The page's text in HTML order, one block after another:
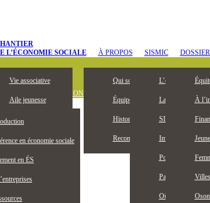
L’ÉCONOMIE SOCIALE
Vie associative
Aile jeunesse
Devenez membre
Membres honoraires
Publications
Partenaires
Actualités
À PROPOS
Qui sommes-nous
Équipe
Historique
Reconnaissance territoriale
SISMIC
L’entrepreneuriat
La Bourse
SISMIC, c’est
Impacts SISMIC
Portraits SISMIC
Partenaires
Où nous trouver
À
en économie sociale
en ÉS
DÉFINITION OUTILS ET PUBLICATIONS